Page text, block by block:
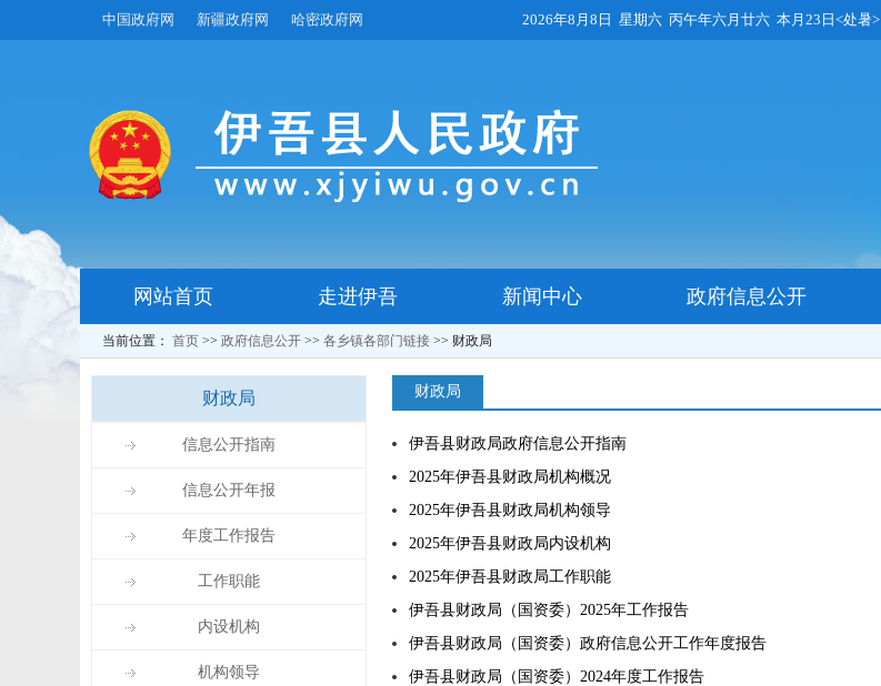
中国政府网 新疆政府网 哈密政府网 2026年8月8日 星期六 丙午年六月廿六 本月23日<处暑>
网站首页 走进伊吾 新闻中心 政府信息公开
当前位置： 首页 >> 政府信息公开 >> 各乡镇各部门链接 >> 财政局
财政局
信息公开指南
信息公开年报
年度工作报告
工作职能
内设机构
机构领导
财政局
伊吾县财政局政府信息公开指南
2025年伊吾县财政局机构概况
2025年伊吾县财政局机构领导
2025年伊吾县财政局内设机构
2025年伊吾县财政局工作职能
伊吾县财政局（国资委）2025年工作报告
伊吾县财政局（国资委）政府信息公开工作年度报告
伊吾县财政局（国资委）2024年度工作报告